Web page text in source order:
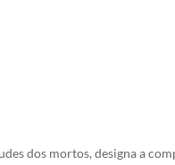
dos mortos, designa a